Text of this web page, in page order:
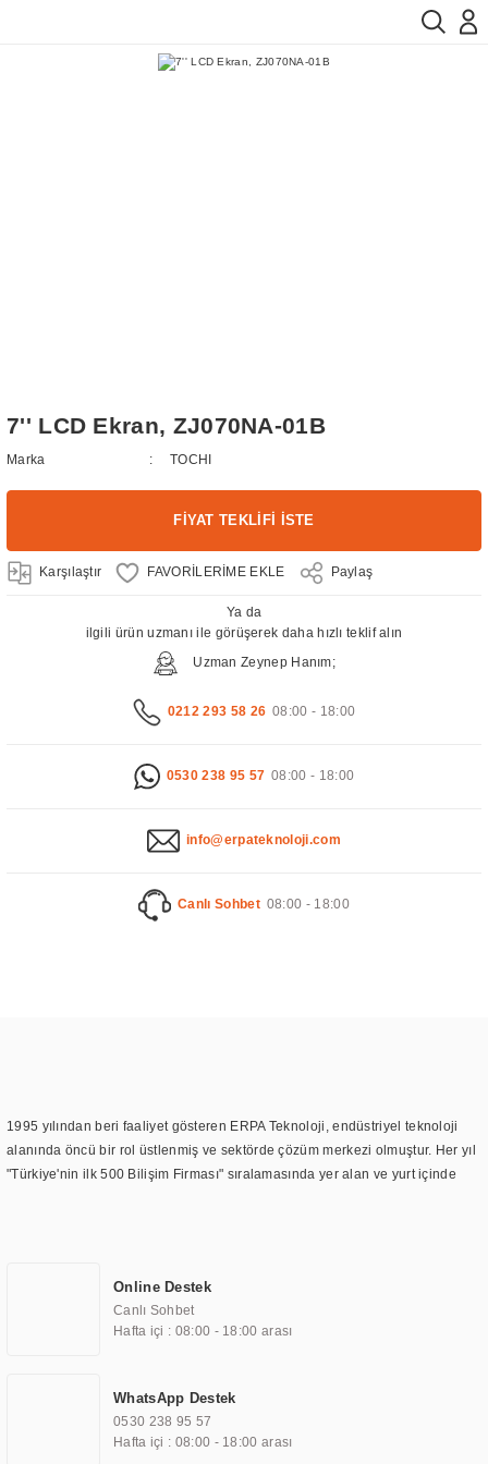
7'' LCD Ekran, ZJ070NA-01B
Marka TOCHI
FİYAT TEKLİFİ İSTE
Karşılaştır Paylaş
Ya da
ilgili ürün uzmanı ile görüşerek daha hızlı teklif alın
Uzman Zeynep Hanım;
0212 293 58 26 08:00 - 18:00
0530 238 95 57 08:00 - 18:00
info@erpateknoloji.com
Canlı Sohbet 08:00 - 18:00
1995 yılından beri faaliyet gösteren ERPA Teknoloji, endüstriyel teknoloji
alanında öncü bir rol üstlenmiş ve sektörde çözüm merkezi olmuştur. Her yıl
"Türkiye'nin ilk 500 Bilişim Firması" sıralamasında yer alan ve yurt içinde
TOCHI markası altında kendi ürettiği ürünlerde kullanmıştır. Günümüzde
TOCHI; videowall, digital signage, kiosk, totem, akıllı durak ekranı, araç içi
ekran, asansör ekranı, digital menüboard, marin ekran, medikal ekran,
ekranları, endüstriyel ekranlar, kapı önü bilgi ekranları, panel PC,
endüstriyel Panel PC, mini PC, endüstriyel mini PC ve akıllı bina sistemleri
gibi çözümleri 4.5" ile 110” boyutları arasında üretebilirken, ayrıca standart
Online Destek
Canlı Sohbet
Hafta içi : 08:00 - 18:00 arası
WhatsApp Destek
0530 238 95 57
Hafta içi : 08:00 - 18:00 arası